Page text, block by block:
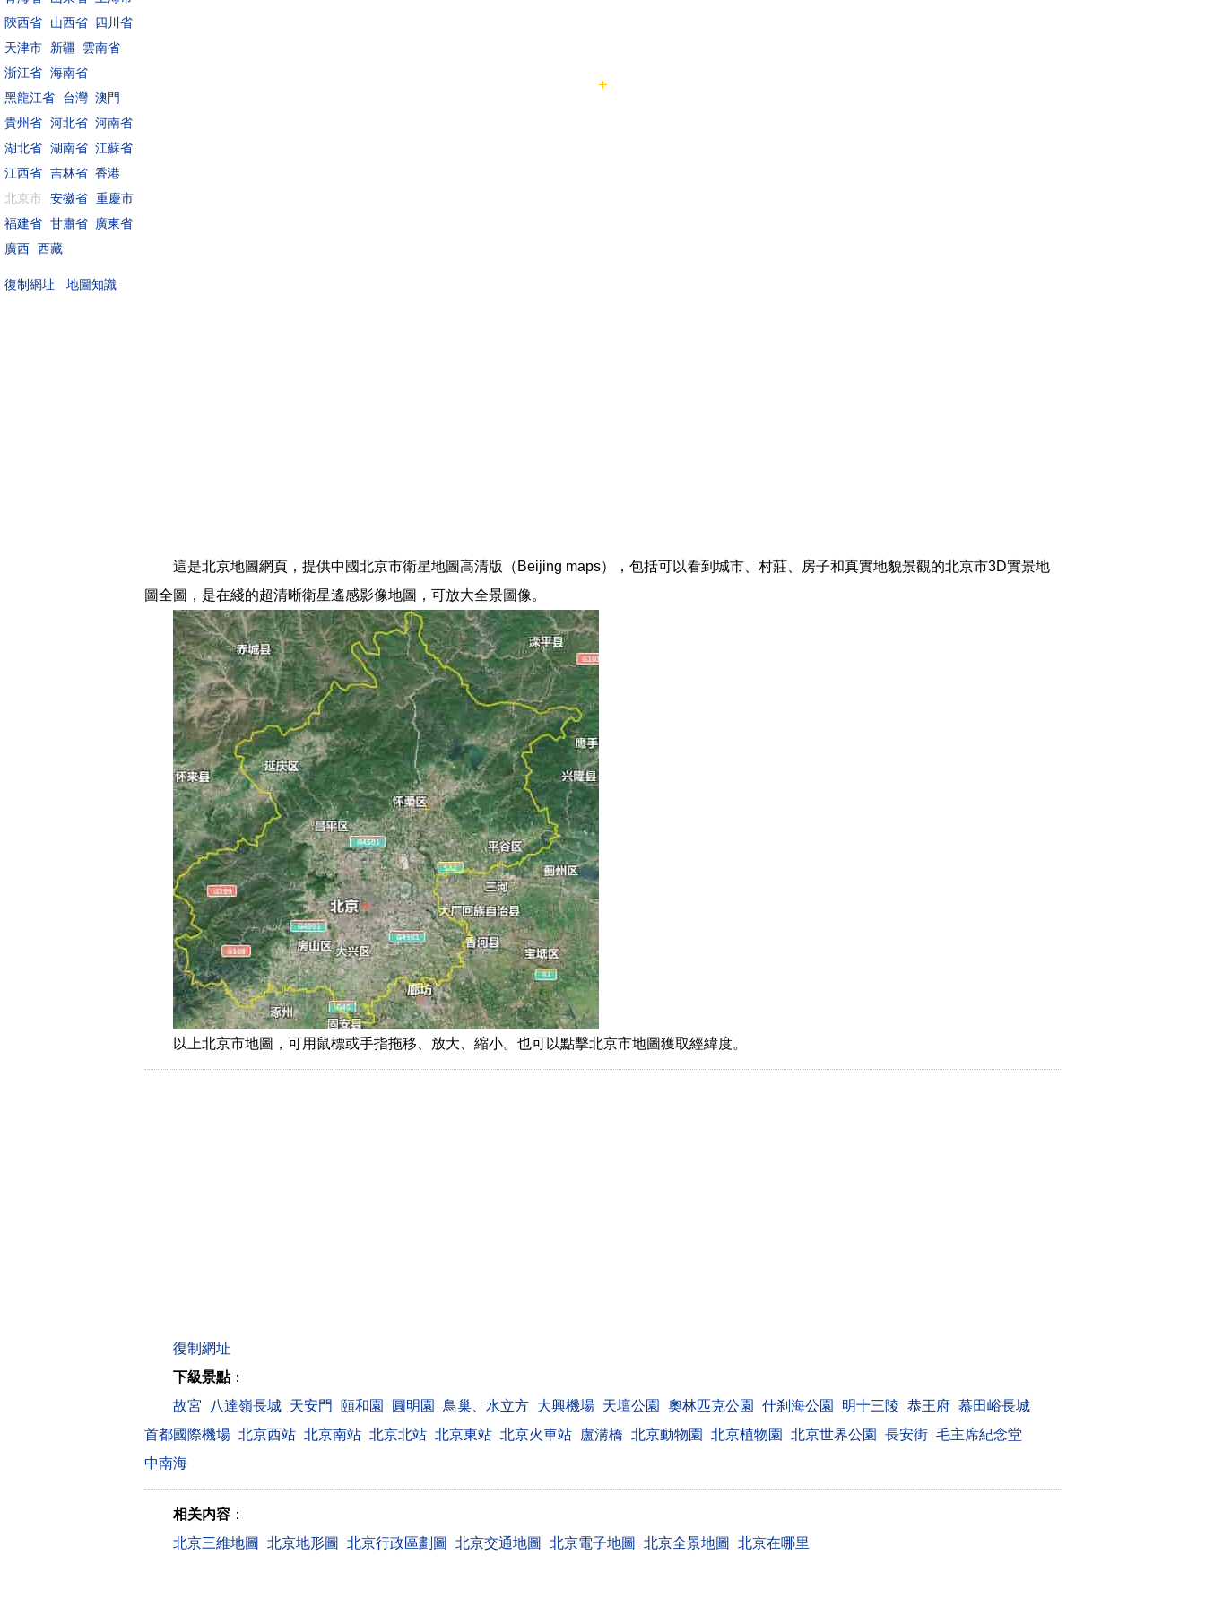
陝西省
山西省 四川省
天津市
新疆
雲南省
浙江省 海南省
黑龍江省
台灣 澳門
貴州省 河北省 河南省
湖北省 湖南省 江蘇省
江西省 吉林省 香港
北京市
安徽省 重慶市
福建省 甘肅省 廣東省
廣西 西藏
地圖知識
這是北京地圖網頁，提供中國北京市衛星地圖高清版（Beijing maps），包括可以看到城市、村莊、房子和真實地貌景觀的北京市3D實景地
圖全圖，是在綫的超清晰衛星遙感影像地圖，可放大全景圖像。
以上北京市地圖，可用鼠標或手指拖移、放大、縮小。也可以點擊北京市地圖獲取經緯度。
下級景點：
故宮
八達嶺長城 天安門 頤和園 圓明園 鳥巢、水立方 大興機場 天壇公園 奧林匹克公園 什刹海公園 明十三陵 恭王府 慕田峪長城
首都國際機場 北京西站 北京南站 北京北站 北京東站 北京火車站 盧溝橋 北京動物園 北京植物園 北京世界公園 長安街 毛主席紀念堂
中南海
相关内容 ：
北京三維地圖
北京地形圖 北京行政區劃圖 北京交通地圖 北京電子地圖 北京全景地圖 北京在哪里